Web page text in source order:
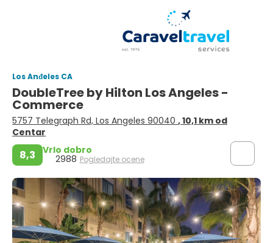
Los Anđeles CA
DoubleTree by Hilton Los Angeles -
Commerce
5757 Telegraph Rd, Los Angeles 90040 , 10,1 km od
Centar
8,3 Vrlo dobro
2988 Pogledajte ocene